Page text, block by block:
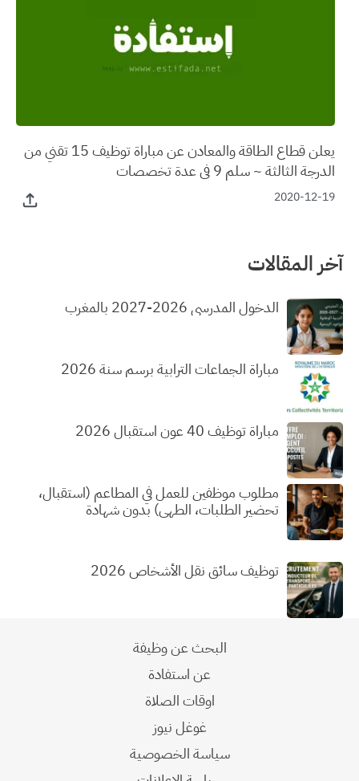
يعلن قطاع الطاقة والمعادن عن مباراة توظيف 15 تقني من
الدرجة الثالثة ~ سلم 9 في عدة تخصصات
2020-12-19
آخر المقالات
الدخول المدرسي 2026-2027 بالمغرب
مباراة الجماعات الترابية برسم سنة 2026
مباراة توظيف 40 عون استقبال 2026
مطلوب موظفين للعمل في المطاعم (استقبال،
تحضير الطلبات، الطهي) بدون شهادة
توظيف سائق نقل الأشخاص 2026
البحث عن وظيفة
عن استفادة
اوقات الصلاة
غوغل نيوز
سياسة الخصوصية